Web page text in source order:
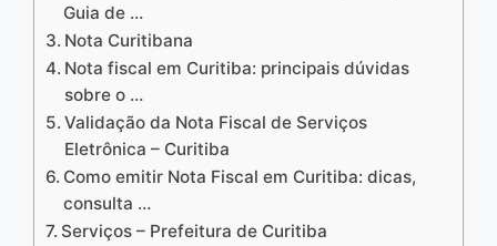
Guia de …
Nota Curitibana
Nota fiscal em Curitiba: principais dúvidas
sobre o …
Validação da Nota Fiscal de Serviços
Eletrônica – Curitiba
Como emitir Nota Fiscal em Curitiba: dicas,
consulta …
Serviços – Prefeitura de Curitiba